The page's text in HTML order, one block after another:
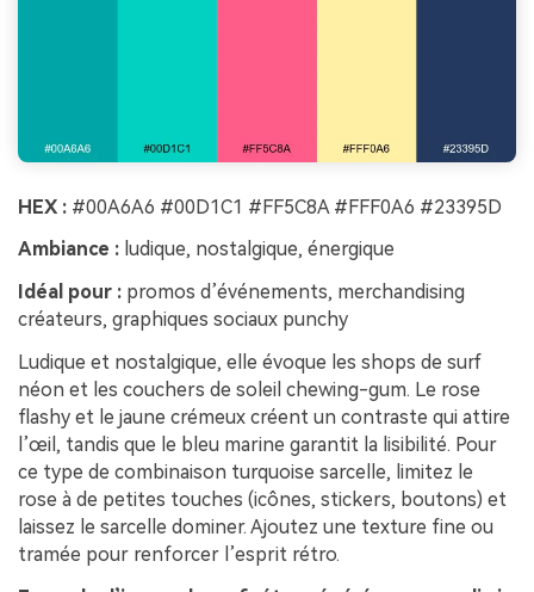
HEX : #00A6A6 #00D1C1 #FF5C8A #FFF0A6 #23395D
Ambiance : ludique, nostalgique, énergique
Idéal pour : promos d’événements, merchandising
créateurs, graphiques sociaux punchy
Ludique et nostalgique, elle évoque les shops de surf
néon et les couchers de soleil chewing-gum. Le rose
flashy et le jaune crémeux créent un contraste qui attire
l’œil, tandis que le bleu marine garantit la lisibilité. Pour
ce type de combinaison turquoise sarcelle, limitez le
rose à de petites touches (icônes, stickers, boutons) et
laissez le sarcelle dominer. Ajoutez une texture fine ou
tramée pour renforcer l’esprit rétro.